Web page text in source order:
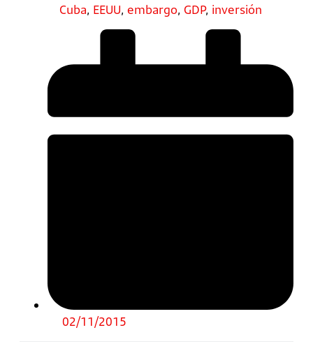
Cuba, EEUU, embargo, GDP, inversión
02/11/2015